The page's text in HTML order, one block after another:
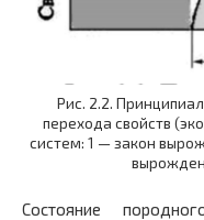
Рис. 2.2.
перехода свойств
систем: 1 — закон
Состояние